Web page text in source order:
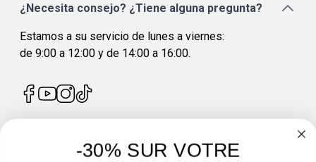
¿Necesita consejo? ¿Tiene alguna pregunta?
Estamos a su servicio de lunes a viernes:
de 9:00 a 12:00 y de 14:00 a 16:00.
4.7/5
-30% SUR VOTRE